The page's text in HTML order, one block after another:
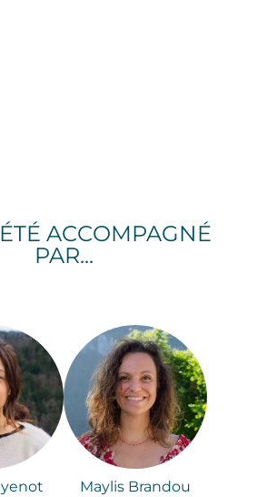
ACCOMPAGNÉ
PAR...
Maylis Brandou